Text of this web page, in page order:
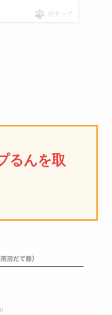
ポチップ
るんを取